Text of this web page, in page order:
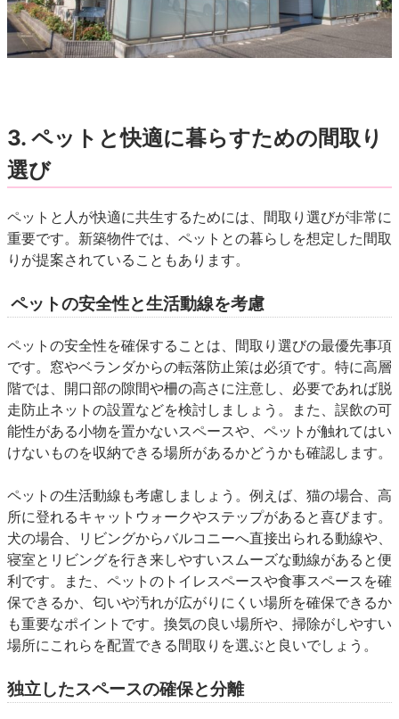
3. ペットと快適に暮らすための間取り
選び
ペットと人が快適に共生するためには、間取り選びが非常に
重要です。新築物件では、ペットとの暮らしを想定した間取
りが提案されていることもあります。
ペットの安全性と生活動線を考慮
ペットの安全性を確保することは、間取り選びの最優先事項
です。窓やベランダからの転落防止策は必須です。特に高層
階では、開口部の隙間や柵の高さに注意し、必要であれば脱
走防止ネットの設置などを検討しましょう。また、 誤飲の可
能性がある小物を置かないスペースや、ペットが触れてはい
けないものを収納できる場所があるかどうかも確認します。
ペットの生活動線も考慮しましょう。例えば、猫の場合、高
所に登れるキャットウォークやステップがあると喜びます。
犬の場合、リビングからバルコニーへ直接出られる動線や、
寝室とリビングを行き来しやすいスムーズな動線があると便
利です。また、ペットのトイレスペースや食事スペースを確
保できるか、匂いや汚れが広がりにくい場所を確保できるか
も重要なポイントです。 換気の良い場所や、掃除がしやすい
場所にこれらを配置できる間取りを選ぶと良いでしょう。
独立したスペースの確保と分離